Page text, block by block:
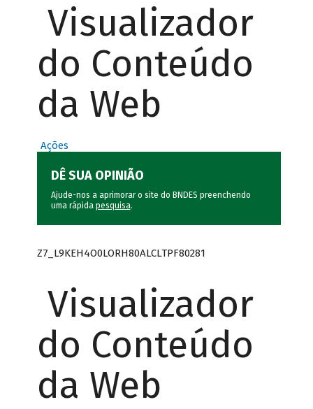
Visualizador
do Conteúdo
da Web
Ações
DÊ SUA OPINIÃO
Ajude-nos a aprimorar o site do BNDES preenchendo
uma rápida pesquisa.
Z7_L9KEH4O0LORH80ALCLTPF80281
Visualizador
do Conteúdo
da Web